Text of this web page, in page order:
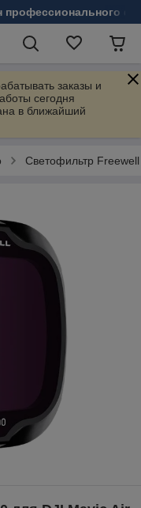
профессионального
заказы и
сегодня
в ближайший
Светофильтр